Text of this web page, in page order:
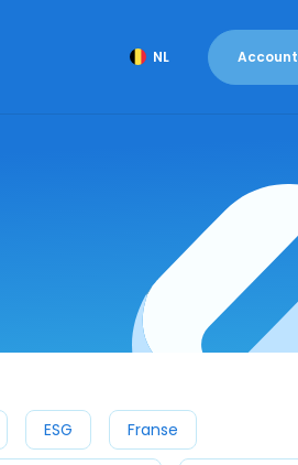
NL Account
ESG Franse